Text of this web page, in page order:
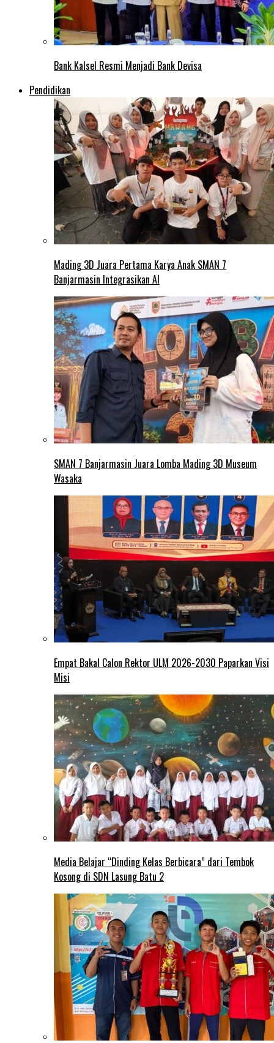
Bank Kalsel Resmi Menjadi Bank Devisa
Pendidikan
Mading 3D Juara Pertama Karya Anak SMAN 7
Banjarmasin Integrasikan AI
SMAN 7 Banjarmasin Juara Lomba Mading 3D Museum
Wasaka
Empat Bakal Calon Rektor ULM 2026-2030 Paparkan Visi
Misi
Media Belajar “Dinding Kelas Berbicara” dari Tembok
Kosong di SDN Lasung Batu 2